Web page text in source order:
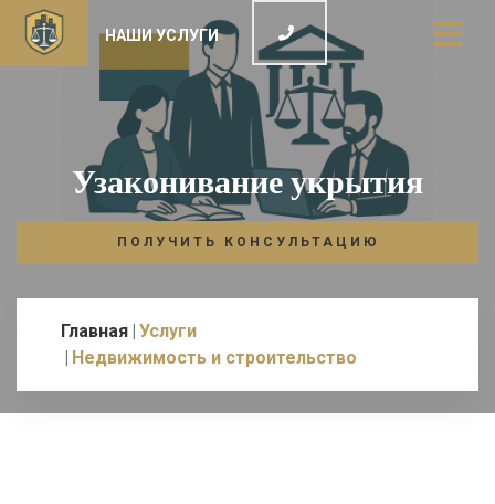
НАШИ УСЛУГИ
Узаконивание укрытия
ПОЛУЧИТЬ КОНСУЛЬТАЦИЮ
Главная Услуги
Недвижимость и строительство